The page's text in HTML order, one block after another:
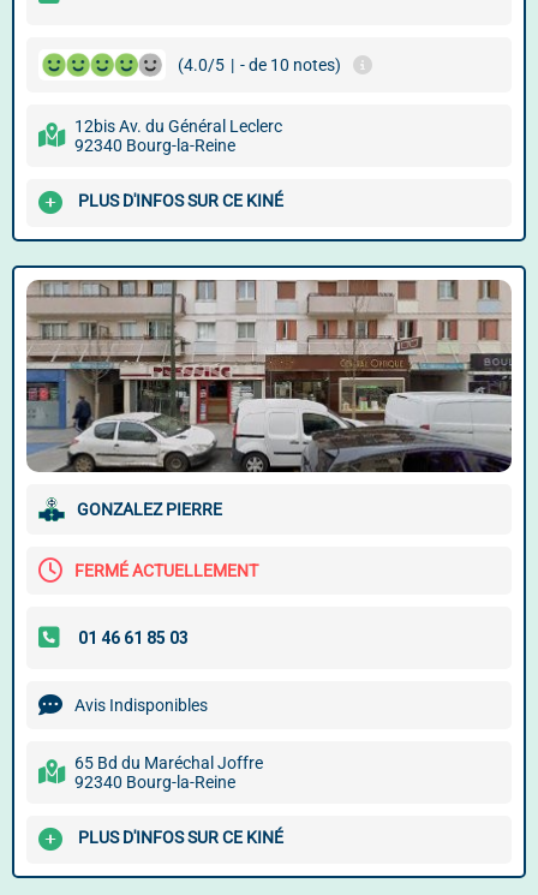
(4.0/5 | - de 10 notes)
12bis Av. du Général Leclerc
92340 Bourg-la-Reine
PLUS D'INFOS SUR CE KINÉ
GONZALEZ PIERRE
FERMÉ ACTUELLEMENT
Avis Indisponibles
65 Bd du Maréchal Joffre
92340 Bourg-la-Reine
PLUS D'INFOS SUR CE KINÉ